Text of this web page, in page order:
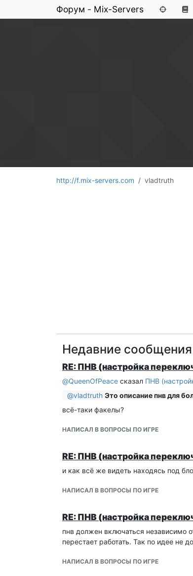
Форум - Mix-Servers
http://f.mix-servers.com vladtruth
Недавние
RE: ПНВ (настройка
@QueenOfPeace сказал ПНВ
@vladtruth Это описание пнв для
всё-таки факелы?
НАПИСАЛ В ВОПРОСЫ ПО ИГРЕ
RE: ПНВ (настройка
и как всё же видеть находясь под
НАПИСАЛ В ВОПРОСЫ ПО ИГРЕ
RE: ПНВ (настройка
пнв должен включаться независимо
перестает работать. Так по идее не
НАПИСАЛ В ВОПРОСЫ ПО ИГРЕ